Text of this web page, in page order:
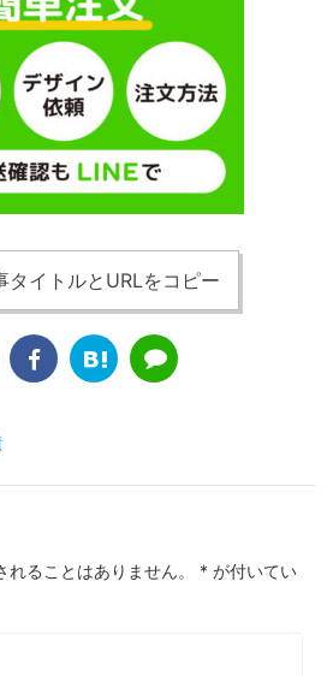
タイトルとURLをコピー
ることはありません。 * が付いてい